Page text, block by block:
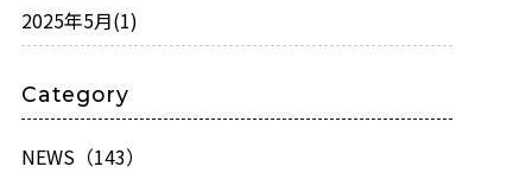
2025年5月(1)
Category
NEWS（143）